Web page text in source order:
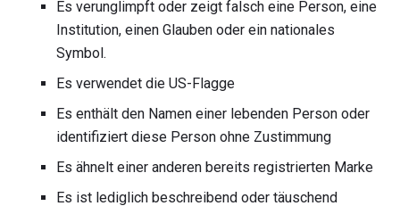
Es verunglimpft oder zeigt falsch eine Person, eine
Institution, einen Glauben oder ein nationales
Symbol.
Es verwendet die US-Flagge
Es enthält den Namen einer lebenden Person oder
identifiziert diese Person ohne Zustimmung
Es ähnelt einer anderen bereits registrierten Marke
Es ist lediglich beschreibend oder täuschend